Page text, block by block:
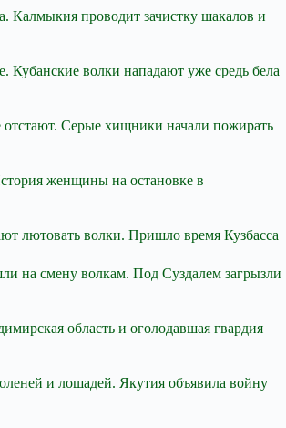
Калмыкия проводит зачистку шакалов и
Кубанские волки нападают уже средь бела
Серые хищники начали пожирать
женщины на остановке в
лютовать волки. Пришло время Кузбасса
на смену волкам. Под Суздалем загрызли
область и оголодавшая гвардия
и лошадей. Якутия объявила войну